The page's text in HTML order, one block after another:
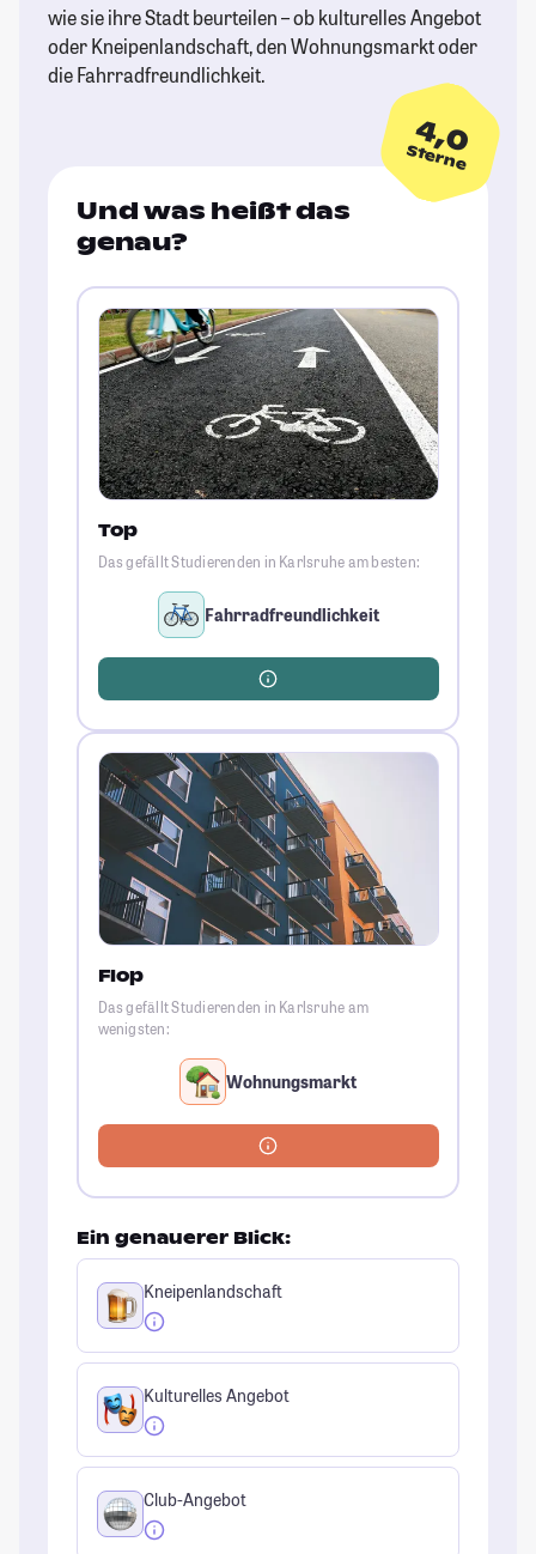
wie sie ihre Stadt beurteilen – ob kulturelles Angebot
oder Kneipenlandschaft, den Wohnungsmarkt oder
die Fahrradfreundlichkeit.
4,0
Sterne
Und was heißt das
genau?
Top
Das gefällt Studierenden in Karlsruhe am besten:
Fahrradfreundlichkeit
Flop
Das gefällt Studierenden in Karlsruhe am
wenigsten:
Wohnungsmarkt
Ein genauerer Blick:
Kneipenlandschaft
Kulturelles Angebot
Club-Angebot